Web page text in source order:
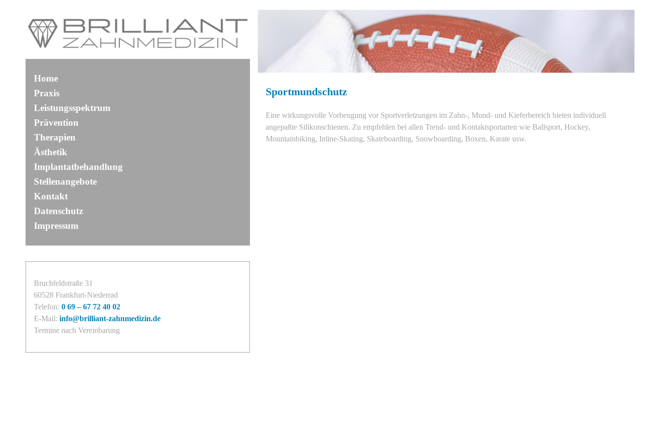
Home
Praxis
Leistungsspektrum
Prävention
Therapien
Ästhetik
Implantatbehandlung
Stellenangebote
Kontakt
Datenschutz
Impressum
Bruchfeldstraße 31
60528 Frankfurt-Niederrad
Telefon: 0 69 – 67 72 40 02
E-Mail: info@brilliant-zahnmedizin.de
Termine nach Vereinbarung
Sportmundschutz
Eine wirkungsvolle Vorbeugung vor Sportverletzungen im Zahn-, Mund- und Kieferbereich bieten individuell
angepaßte Silikonschienen. Zu empfehlen bei allen Trend- und Kontaktsportarten wie Ballsport, Hockey,
Mountainbiking, Inline-Skating, Skateboarding, Snowboarding, Boxen, Karate usw.